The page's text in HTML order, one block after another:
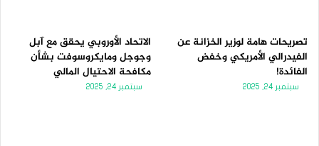
تصريحات هامة لوزير الخزانة عن
الفيدرالي الأمريكي وخفض
الفائدة!
سبتمبر 24, 2025
الاتحاد الأوروبي يحقق مع آبل
وجوجل ومايكروسوفت بشأن
مكافحة الاحتيال المالي
سبتمبر 24, 2025